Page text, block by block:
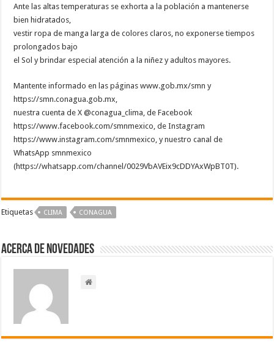
Ante las altas temperaturas se exhorta a la población a mantenerse
bien hidratados,
vestir ropa de manga larga de colores claros, no exponerse tiempos
prolongados bajo
el Sol y brindar especial atención a la niñez y adultos mayores.
Mantente informado en las páginas www.gob.mx/smn y
https://smn.conagua.gob.mx,
nuestra cuenta de X @conagua_clima, de Facebook
https://www.facebook.com/smnmexico, de Instagram
https://www.instagram.com/smnmexico, y nuestro canal de
WhatsApp smnmexico
(https://whatsapp.com/channel/0029VbAVEix9cDDYAxWpBT0T).
Etiquetas CLIMA CONAGUA
Acerca de NOVEDADES